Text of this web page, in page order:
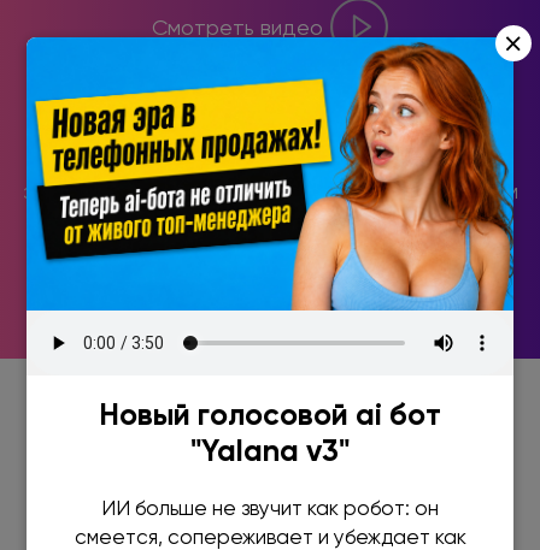
Смотреть видео
CRM система, которой не нужно обучать
менеджеров по продажам. Всё безумно просто и
логично! Например, невозможно пропустить
задачу, так как уведомление о ней придет звонком
на телефон.
×
Новый голосовой ai бот
"Yalana v3"
ИИ больше не звучит как робот: он
смеется, сопереживает и убеждает как